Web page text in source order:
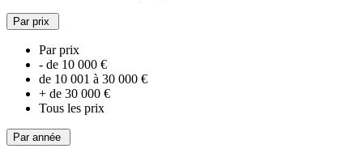
Par prix
Par prix
- de 10 000 €
de 10 001 à 30 000 €
+ de 30 000 €
Tous les prix
Par année